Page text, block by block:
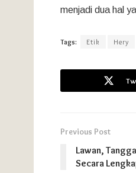
menjadi dua hal
Tags: Etik Hery
Previous Post
Lawan,
Secara